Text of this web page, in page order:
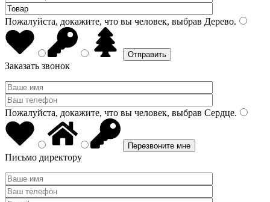
Пожалуйста, докажите, что вы человек, выбрав Дерево.
Заказать звонок
Пожалуйста, докажите, что вы человек, выбрав Сердце.
Письмо директору